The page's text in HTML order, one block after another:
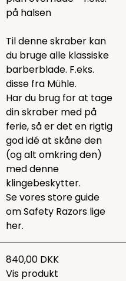
på halsen
Til denne skraber kan
du bruge alle klassiske
barberblade. F.eks.
disse fra Mühle.
Har du brug for at tage
din skraber med på
ferie, så er det en rigtig
god idé at skåne den
(og alt omkring den)
meddenne
klingebeskytter.
Se vores store guide
om Safety Razors lige
her.
840,00 DKK
Vis produkt